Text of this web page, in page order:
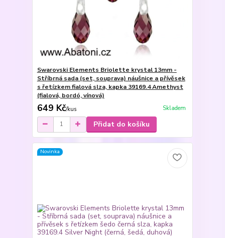
Swarovski Elements Briolette krystal 13mm -
Stříbrná sada (set, souprava) náušnice a přívěsek
s řetízkem fialová slza, kapka 39169.4 Amethyst
(fialová, bordó, vínová)
649 Kč/kus Skladem
Přidat do košíku
Novinka